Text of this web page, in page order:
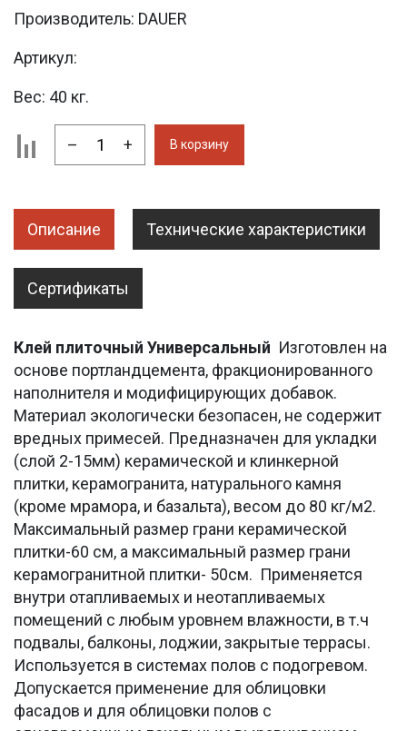
Производитель: DAUER
Артикул:
Вес: 40 кг.
– + В корзину
Описание Технические характеристики
Сертификаты
Клей плиточный Универсальный Изготовлен на
основе портландцемента, фракционированного
наполнителя и модифицирующих добавок.
Материал экологически безопасен, не содержит
вредных примесей. Предназначен для укладки
(слой 2-15мм) керамической и клинкерной
плитки, керамогранита, натурального камня
(кроме мрамора, и базальта), весом до 80 кг/м2.
Максимальный размер грани керамической
плитки-60 см, а максимальный размер грани
керамогранитной плитки- 50см. Применяется
внутри отапливаемых и неотапливаемых
помещений с любым уровнем влажности, в т.ч
подвалы, балконы, лоджии, закрытые террасы.
Используется в системах полов с подогревом.
Допускается применение для облицовки
фасадов и для облицовки полов с